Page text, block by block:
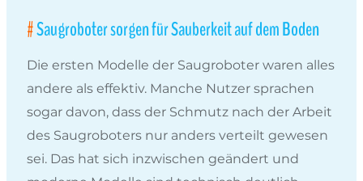
Saugroboter sorgen für Sauberkeit auf dem Boden
Die ersten Modelle der Saugroboter waren alles
andere als effektiv. Manche Nutzer sprachen
sogar davon, dass der Schmutz nach der Arbeit
des Saugroboters nur anders verteilt gewesen
sei. Das hat sich inzwischen geändert und